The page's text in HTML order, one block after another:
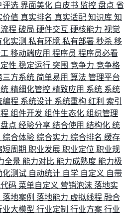
评选 界面美化 白皮书 监控 盘点 省
价值 真实排名 真实适配 知识库 知
程 破局 硬件交互 硬核能力 视觉
化实测 私有环境 私有部署 秒杀 移
移动端应用 程序员 程序员必看
性 稳定运行 突围 竞争力 竞争格
三方系统 简单易用 算法 管理平台
精细化管控 精致应用 系统 系统
编程 系统设计 系统重构 红利 索引
组件开发 组件生态化 组织管理
点 经验分享 结合使用 结构化 统
综合体验 综合实力 综合排名 缓存
短周期 职业发展 职业定位 职业规
全景 能力对比 能力成熟度 能力极
化测试 自动统计 自学 自定义 自带
码 菜单自定义 营销泡沫 落地实
落地案例 落地能力 虚拟线程 融合
业大模型 行业定制 行业方案 行业